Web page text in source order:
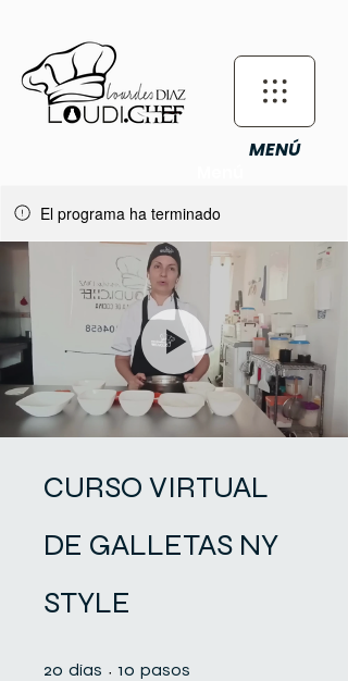
MENÚ
El programa ha terminado
CURSO VIRTUAL
DE GALLETAS NY
STYLE
20 días 10 pasos